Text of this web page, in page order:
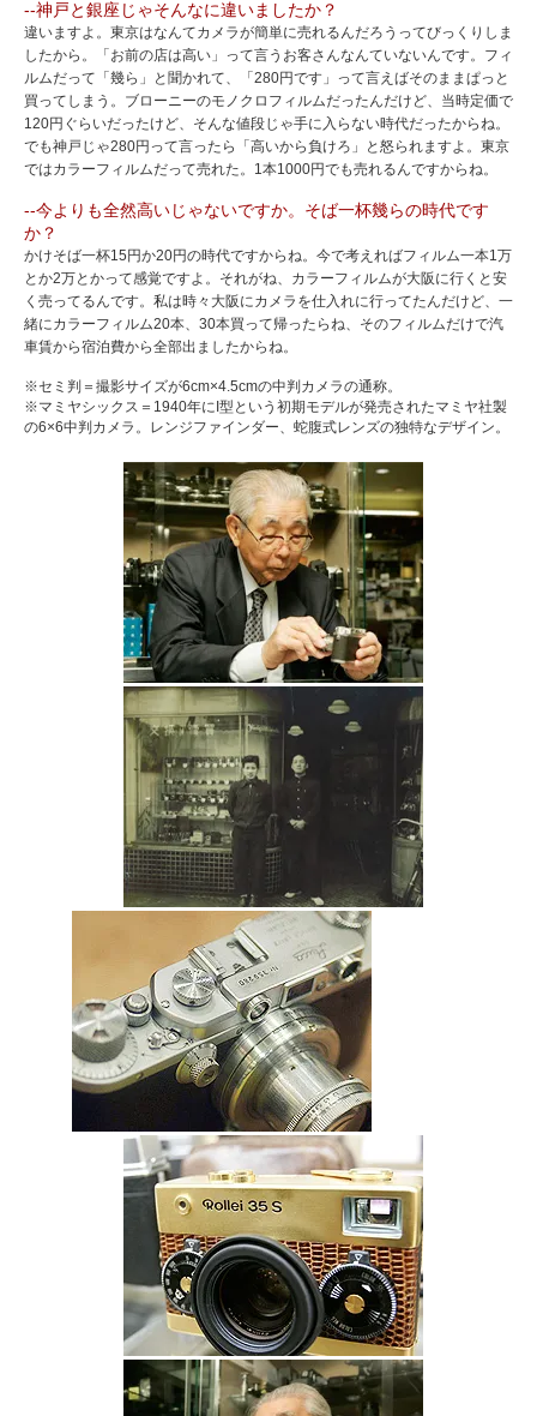
--神戸と銀座じゃそんなに違いましたか？
違いますよ。東京はなんてカメラが簡単に売れるんだろうってびっくりしま
したから。「お前の店は高い」って言うお客さんなんていないんです。フィ
ルムだって「幾ら」と聞かれて、「280円です」って言えばそのままぱっと
買ってしまう。ブローニーのモノクロフィルムだったんだけど、当時定価で
120円ぐらいだったけど、そんな値段じゃ手に入らない時代だったからね。
でも神戸じゃ280円って言ったら「高いから負けろ」と怒られますよ。東京
ではカラーフィルムだって売れた。1本1000円でも売れるんですからね。
--今よりも全然高いじゃないですか。そば一杯幾らの時代です
か？
かけそば一杯15円か20円の時代ですからね。今で考えればフィルム一本1万
とか2万とかって感覚ですよ。それがね、カラーフィルムが大阪に行くと安
く売ってるんです。私は時々大阪にカメラを仕入れに行ってたんだけど、一
緒にカラーフィルム20本、30本買って帰ったらね、そのフィルムだけで汽
車賃から宿泊費から全部出ましたからね。
※セミ判＝撮影サイズが6cm×4.5cmの中判カメラの通称。
※マミヤシックス＝1940年にI型という初期モデルが発売されたマミヤ社製
の6×6中判カメラ。レンジファインダー、蛇腹式レンズの独特なデザイン。